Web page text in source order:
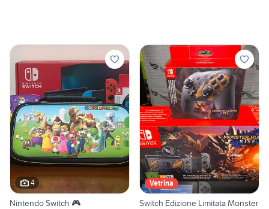
4
Nintendo Switch 🎮
Vetrina
Switch Edizione Limitata Monster